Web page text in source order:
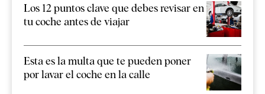
Los 12 puntos clave que debes revisar en
tu coche antes de viajar
Esta es la multa que te pueden poner
por lavar el coche en la calle